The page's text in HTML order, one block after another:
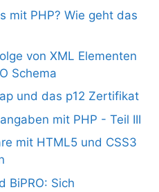
mit PHP? Wie geht das
von XML Elementen
Schema
und das p12 Zertifikat
mit PHP - Teil III
mit HTML5 und CSS3
BiPRO: Sich